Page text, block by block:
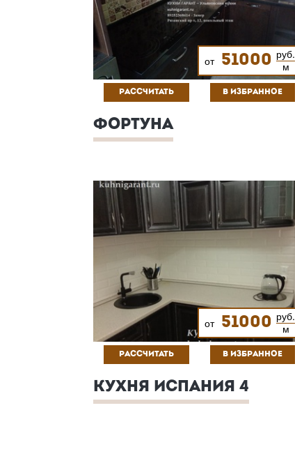
от 51000 руб.
м
РАССЧИТАТЬ В ИЗБРАННОЕ
ФОРТУНА
от 51000 руб.
м
РАССЧИТАТЬ В ИЗБРАННОЕ
КУХНЯ ИСПАНИЯ 4